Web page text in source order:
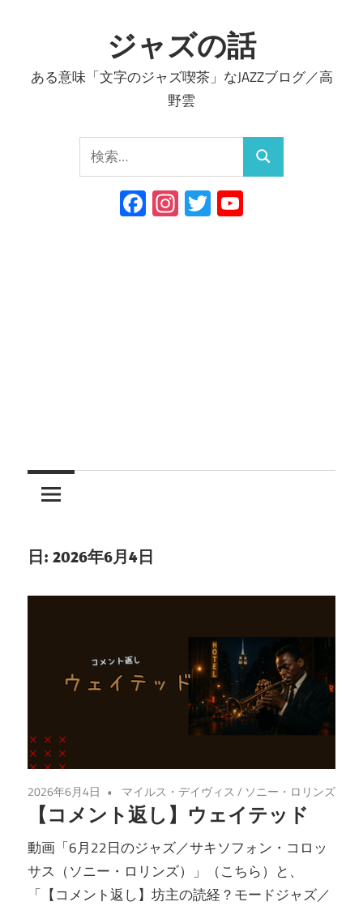
ン
ジャズの話
ある意味「文字のジャズ喫茶」なJAZZブログ／高
野雲
索:
検
Facebook
Instagram
Twitter
日: 2026年6月4日
2026年6月4日 マイルス・デイヴィス / ソニー・ロリンズ
【コメント返し】ウェイテッド
動画「6月22日のジャズ／サキソフォン・コロッ
サス（ソニー・ロリンズ）」（こちら）と、
「【コメント返し】坊主の読経？モードジャズ／